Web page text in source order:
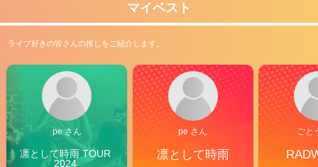
マイベスト
ライブ好きの皆さんの推しをご紹介します。
pe さん
凛として時雨 TOUR
2024
pe さん
凛として時雨
ごと